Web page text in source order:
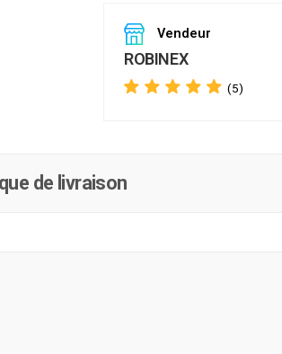
Vendeur
ROBINEX
(5)
de livraison